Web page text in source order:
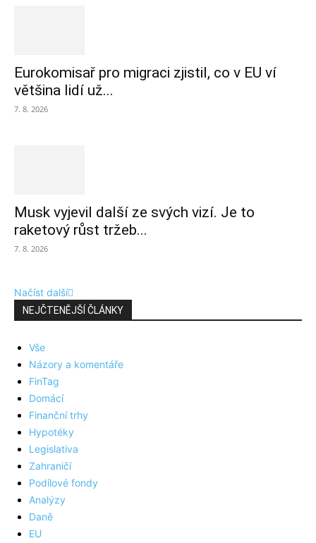
Eurokomisař pro migraci zjistil, co v EU ví
většina lidí už...
7. 8. 2026
Musk vyjevil další ze svých vizí. Je to
raketový růst tržeb...
7. 8. 2026
Načíst další
NEJČTENĚJŠÍ ČLÁNKY
Vše
Názory a komentáře
FinTag
Domácí
Finanční trhy
Hypotéky
Legislativa
Zahraničí
Podílové fondy
Analýzy
Daně
EU